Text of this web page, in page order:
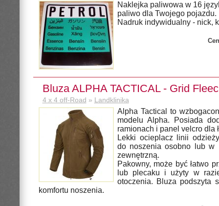
Naklejka paliwowa w 16
paliwo dla Twojego pojazdu.
Nadruk indywidualny - nick,
Bluza ALPHA TACTICAL - Grid
4 x 4 off-Road » Landklinika
Alpha Tactical to
modelu Alpha. Posiada
ramionach i panel velcro dla
Lekki ocieplacz linii
do noszenia osobno lub w
zewnętrzną.
Pakowny, może być łatwo
lub plecaku i użyty w
otoczenia. Bluza podszyta
komfortu noszenia.